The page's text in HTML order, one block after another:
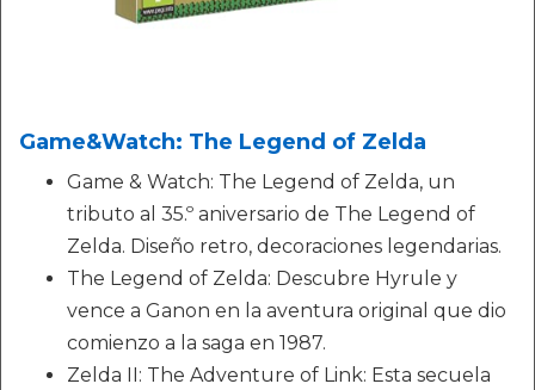
Game&Watch: The Legend of Zelda
Game & Watch: The Legend of Zelda, un
tributo al 35.º aniversario de The Legend of
Zelda. Diseño retro, decoraciones legendarias.
The Legend of Zelda: Descubre Hyrule y
vence a Ganon en la aventura original que dio
comienzo a la saga en 1987.
Zelda II: The Adventure of Link: Esta secuela